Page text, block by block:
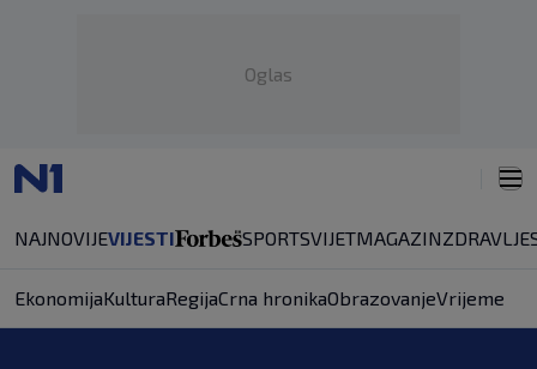
Oglas
NAJNOVIJEVIJESTI SPORTSVIJETMAGAZINZDRAVLJE
EkonomijaKulturaRegijaCrna hronikaObrazovanjeVrijeme